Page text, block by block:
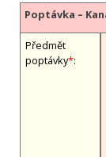
Poptávka –
Předmět
poptávky*: